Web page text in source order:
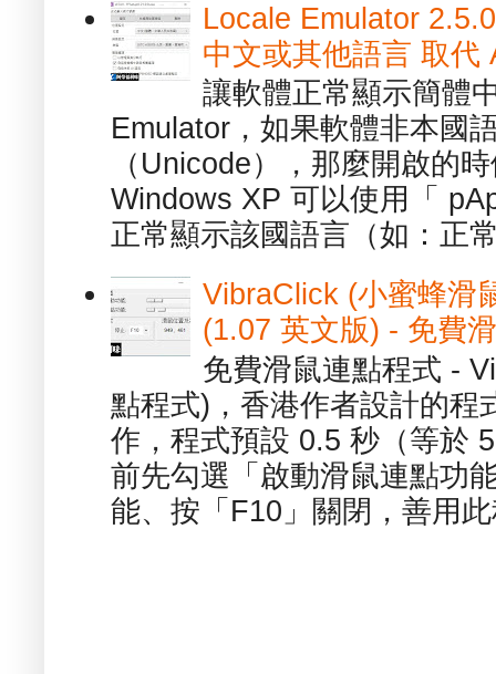
Locale Emulator
中文或其他語言 取代
讓軟體正常顯示簡體
Emulator，如果軟體非本國
（Unicode），那麼開啟的
Windows XP 可以使用「
正常顯示該國語言（如：正
VibraClick (小蜜蜂滑
(1.07 英文版) - 免費
免費滑鼠連點程式 -
點程式)，香港作者設計的程
作，程式預設 0.5 秒（等於
前先勾選「啟動滑鼠連點功
能、按「F10」關閉，善用